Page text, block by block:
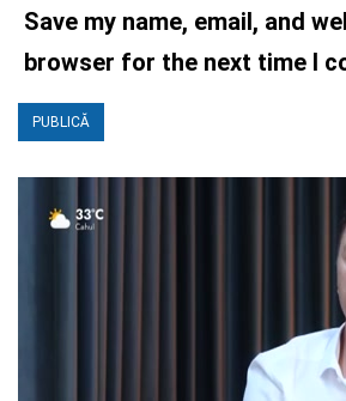
Save my name, email, and
browser for the next time I